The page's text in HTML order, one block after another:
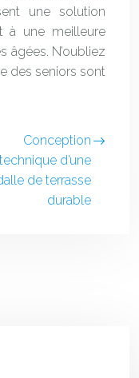
une solution
à une meilleure
âgées. N’oubliez
des seniors sont
Conception
technique d’une
de terrasse
durable